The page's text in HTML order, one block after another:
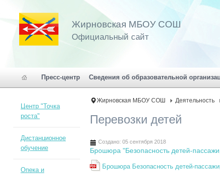
Жирновская МБОУ СОШ
Официальный сайт
Пресс-центр Сведения об образовательной
Жирновская МБОУ СОШ Деятельность
Перевозки детей
Создано: 05 сентября 2018
Брошюра "Безопасность детей-
Брошюра Безопасность детей-
Центр "Точка
роста"
Дистанционное
обучение
Опека и